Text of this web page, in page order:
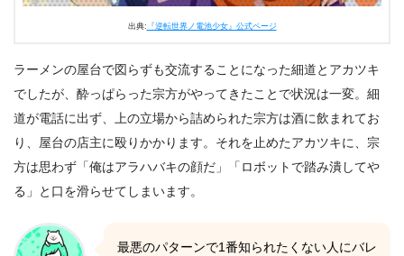
出典: 『逆転世界ノ電池少女』公式ページ
ラーメンの屋台で図らずも交流することになった細道とアカツキ
でしたが、酔っぱらった宗方がやってきたことで状況は一変。細
道が電話に出ず、上の立場から詰められた宗方は酒に飲まれてお
り、屋台の店主に殴りかかります。それを止めたアカツキに、宗
方は思わず「俺はアラハバキの顔だ」「ロボットで踏み潰してや
る」と口を滑らせてしまいます。
最悪のパターンで1番知られたくない人にバレ